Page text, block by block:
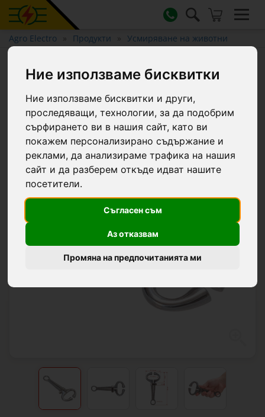
Ние използваме бисквитки
Ние използваме бисквитки и други,
проследяващи, технологии, за да подобрим
сърфирането ви в нашия сайт, като ви
покажем персонализирано съдържание и
реклами, да анализираме трафика на нашия
сайт и да разберем откъде идват нашите
посетители.
Съгласен съм
Аз отказвам
Промяна на предпочитанията ми
Agro Electro Продукти Усмиряване на животни
Регулируема скоба за нос